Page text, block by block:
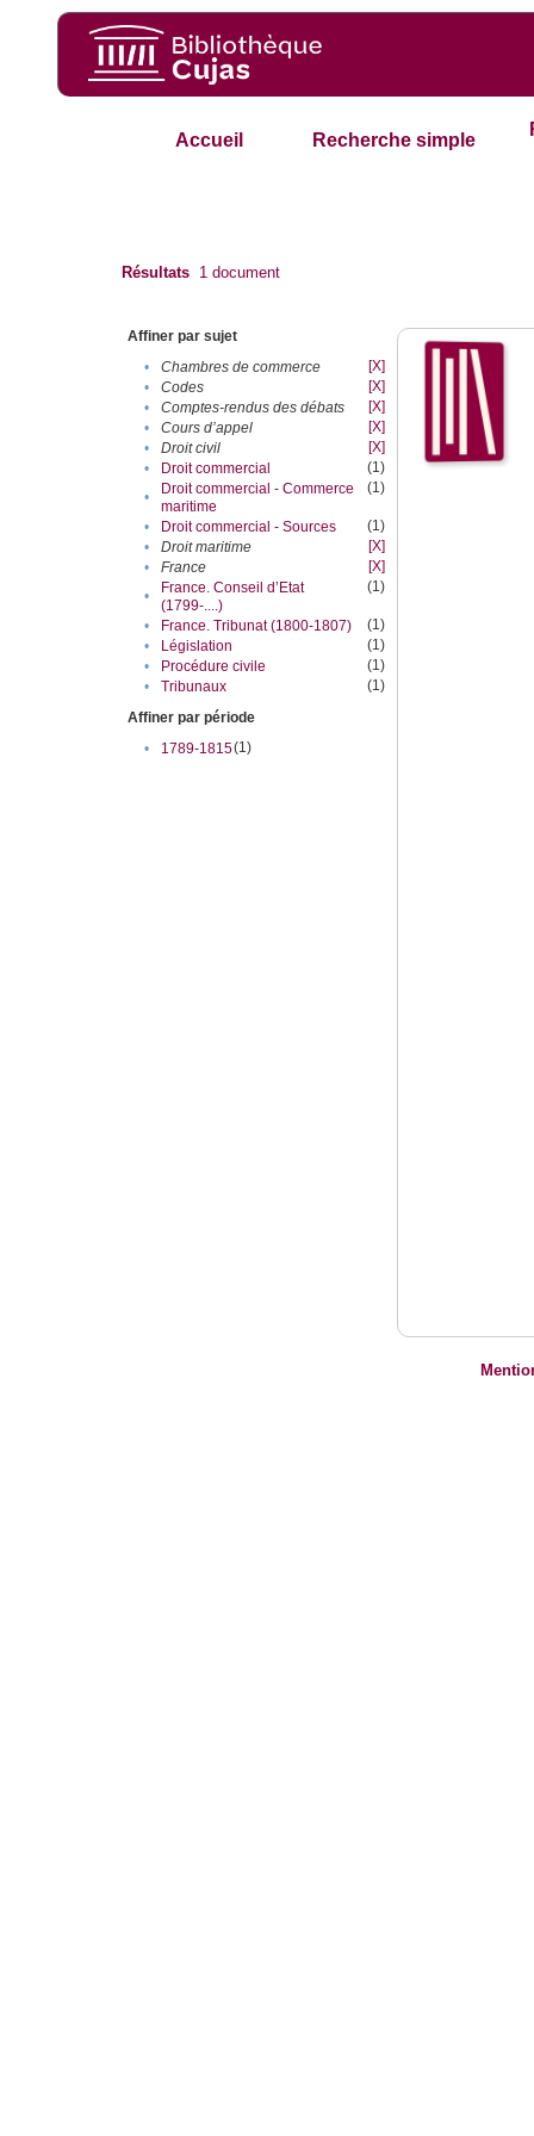
Accueil Recherche simple
Résultats 1 document
Affiner par sujet
•
Chambres de commerce
[X]
•
Codes
[X]
•
Comptes-rendus des débats
[X]
•
Cours d’appel
[X]
•
Droit civil
[X]
•
Droit commercial
(1)
•
Droit commercial - Commerce
maritime
(1)
• Droit commercial - Sources
(1)
•
Droit maritime
[X]
•
France
[X]
•
France. Conseil d’Etat
(1799-....)
(1)
• France. Tribunat (1800-1807)
(1)
•
Législation
(1)
•
Procédure civile
(1)
•
Tribunaux
(1)
Affiner par période
•
1789-1815(1)